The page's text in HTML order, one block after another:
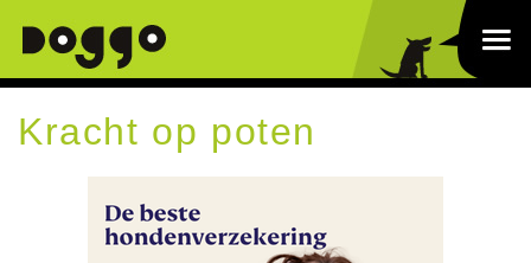
Kracht op poten